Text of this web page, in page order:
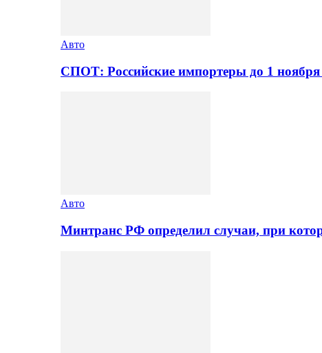
Авто
СПОТ: Российские импортеры до 1 ноября
Авто
Минтранс РФ определил случаи, при